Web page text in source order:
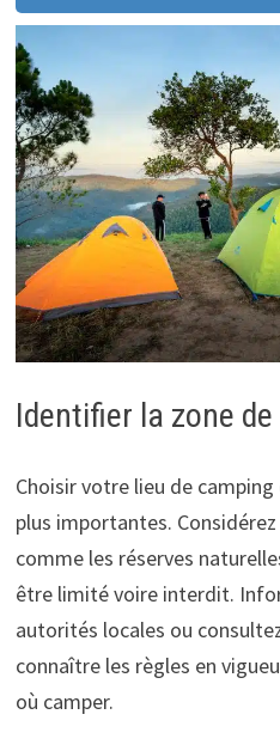
Identifier la zone
Choisir votre lieu de camping
plus importantes.
comme les réserves
être limité voire interdit.
autorités locales ou
connaître les règles en
où camper.